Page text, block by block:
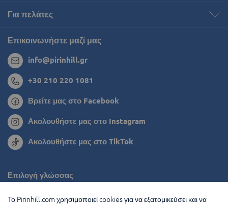
Για πελάτες
Επικοινωνήστε μαζί μας
info@pirinhill.gr
+30 210 220 1081
Βρείτε μας στο Facebook
Ακολουθήστε μας στο Instagram
Ακολουθήστε μας στο TikTok
Επιλογή γλώσσας
Ρουμανία
Το Pirinhill.com χρησιμοποιεί cookies για να εξατομικεύσει και να